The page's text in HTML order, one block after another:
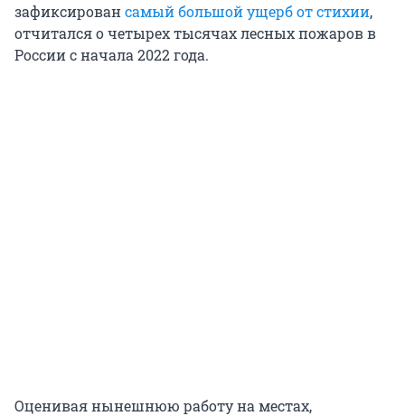
зафиксировансамый большой ущерб от стихии,
отчитался о четырех тысячах лесных пожаров в
России с начала 2022 года.
Оценивая нынешнюю работу на местах,